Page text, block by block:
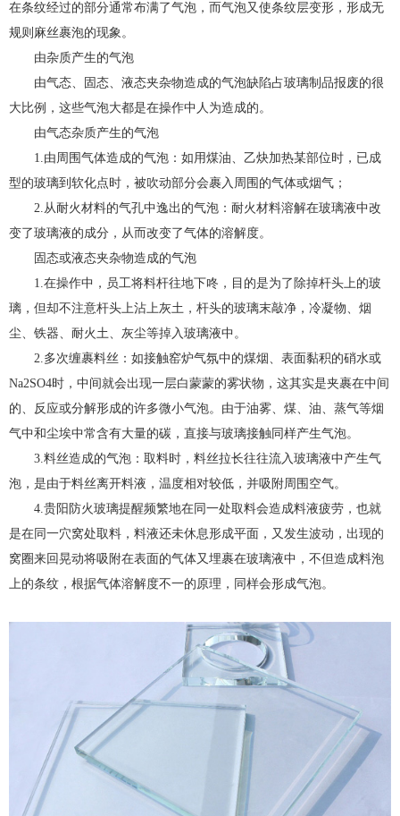
在条纹经过的部分通常布满了气泡，而气泡又使条纹层变形，形成无
规则麻丝裹泡的现象。
由杂质产生的气泡
由气态、固态、液态夹杂物造成的气泡缺陷占玻璃制品报废的很
大比例，这些气泡大都是在操作中人为造成的。
由气态杂质产生的气泡
1.由周围气体造成的气泡：如用煤油、乙炔加热某部位时，已成
型的玻璃到软化点时，被吹动部分会裹入周围的气体或烟气；
2.从耐火材料的气孔中逸出的气泡：耐火材料溶解在玻璃液中改
变了玻璃液的成分，从而改变了气体的溶解度。
固态或液态夹杂物造成的气泡
1.在操作中，员工将料杆往地下咚，目的是为了除掉杆头上的玻
璃，但却不注意杆头上沾上灰土，杆头的玻璃末敲净，冷凝物、烟
尘、铁器、耐火土、灰尘等掉入玻璃液中。
2.多次缠裹料丝：如接触窑炉气氛中的煤烟、表面黏积的硝水或
Na2SO4时，中间就会出现一层白蒙蒙的雾状物，这其实是夹裹在中间
的、反应或分解形成的许多微小气泡。由于油雾、煤、油、蒸气等烟
气中和尘埃中常含有大量的碳，直接与玻璃接触同样产生气泡。
3.料丝造成的气泡：取料时，料丝拉长往往流入玻璃液中产生气
泡，是由于料丝离开料液，温度相对较低，并吸附周围空气。
4.贵阳防火玻璃提醒频繁地在同一处取料会造成料液疲劳，也就
是在同一穴窝处取料，料液还未休息形成平面，又发生波动，出现的
窝圈来回晃动将吸附在表面的气体又埋裹在玻璃液中，不但造成料泡
上的条纹，根据气体溶解度不一的原理，同样会形成气泡。